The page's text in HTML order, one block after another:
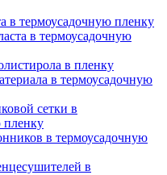
в термоусадочную пленку
в термоусадочную
в пленку
в термоусадочную
сетки в
пленку
в термоусадочную
в